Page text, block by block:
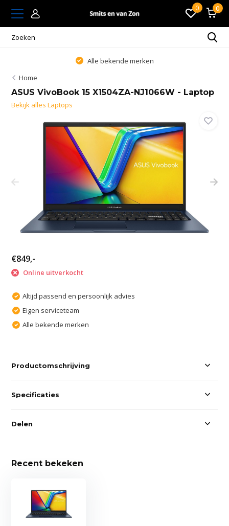
0 0
Alle bekende merken
Home
ASUS VivoBook 15 X1504ZA-NJ1066W - Laptop
Bekijk alles Laptops
€849,-
Online uitverkocht
Altijd passend en persoonlijk advies
Eigen serviceteam
Alle bekende merken
Productomschrijving
Specificaties
Delen
Recent bekeken